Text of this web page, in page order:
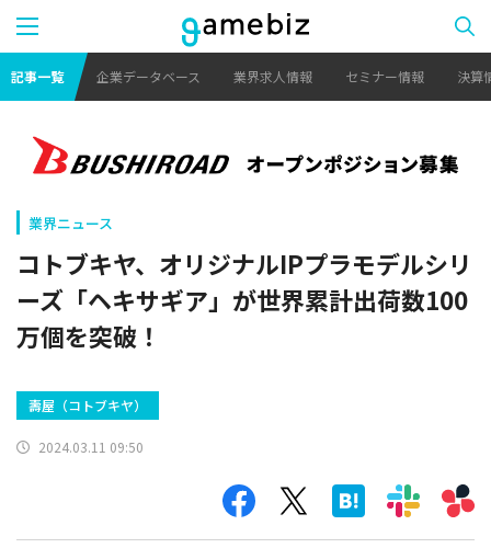
記事一覧 企業データベース 業界求人情報 セミナー情報 決算
業界ニュース
コトブキヤ、オリジナルIPプラモデルシリ
ーズ「ヘキサギア」が世界累計出荷数100
万個を突破！
壽屋（コトブキヤ）
2024.03.11 09:50